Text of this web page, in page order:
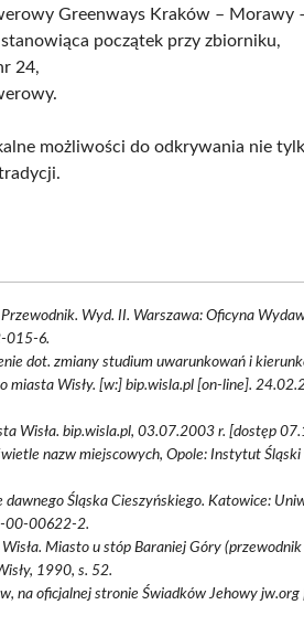
Greenways Kraków – Morawy
początek przy zbiorniku,
24,
możliwości do odkrywania nie
Wyd. II. Warszawa: Oficyna
015-6.
dot. zmiany studium uwarunkowań i
miasta Wisły. [w:] bip.wisla.pl [on-line].
Wisła. bip.wisla.pl, 03.07.2003 r. [dostęp
nazw miejscowych, Opole: Instytut
Śląska Cieszyńskiego. Katowice:
00-00622-2.
Wisła. Miasto u stóp Baraniej Góry
1990, s. 52.
na oficjalnej stronie Świadków Jehowy jw.org